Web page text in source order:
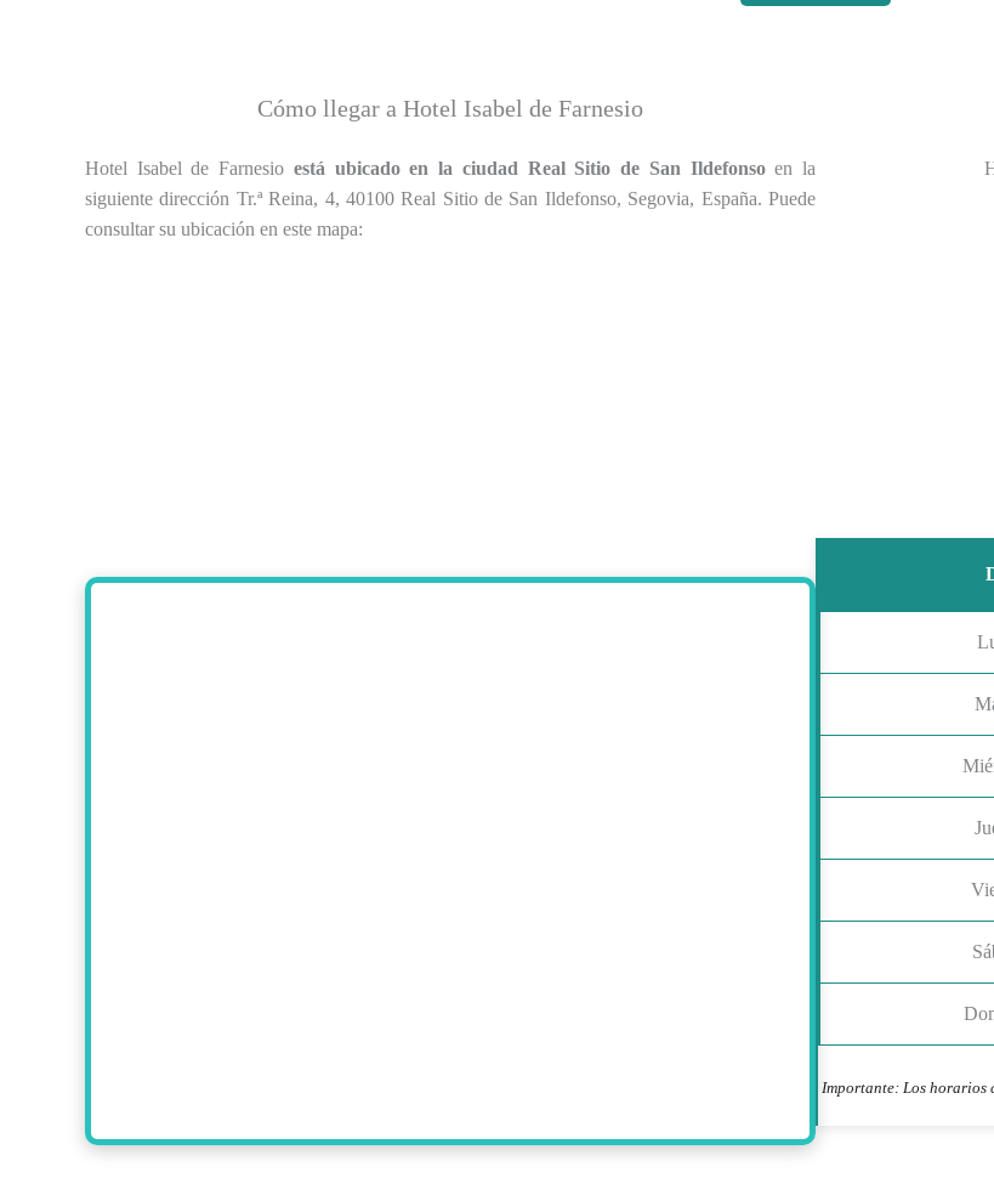
Cómo llegar a Hotel Isabel de Farnesio
Hotel Isabel de Farnesio está ubicado en la ciudad Real Sitio de San Ildefonsoen la
siguiente dirección Tr.ª Reina, 4, 40100 Real Sitio de San Ildefonso, Segovia, España. Puede
consultar su ubicación en este mapa:
Importante: Los horarios